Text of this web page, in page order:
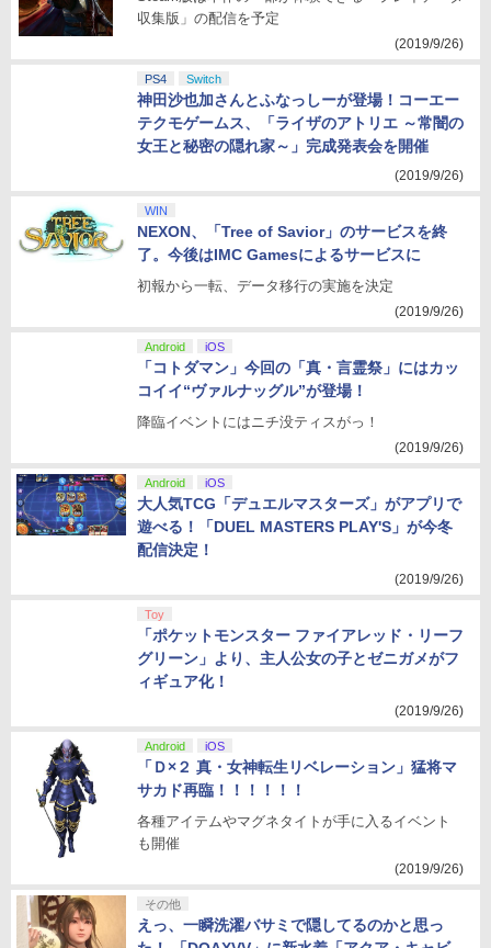
収集版」の配信を予定
(2019/9/26)
PS4 Switch
神田沙也加さんとふなっしーが登場！コーエー
テクモゲームス、「ライザのアトリエ ～常闇の
女王と秘密の隠れ家～」完成発表会を開催
(2019/9/26)
WIN
NEXON、「Tree of Savior」のサービスを終
了。今後はIMC Gamesによるサービスに
初報から一転、データ移行の実施を決定
(2019/9/26)
Android iOS
「コトダマン」今回の「真・言霊祭」にはカッ
コイイ“ヴァルナッグル”が登場！
降臨イベントにはニチ没ティスがっ！
(2019/9/26)
Android iOS
大人気TCG「デュエルマスターズ」がアプリで
遊べる！「DUEL MASTERS PLAY'S」が今冬
配信決定！
(2019/9/26)
Toy
「ポケットモンスター ファイアレッド・リーフ
グリーン」より、主人公女の子とゼニガメがフ
ィギュア化！
(2019/9/26)
Android iOS
「Ｄ×２ 真・女神転生リベレーション」猛将マ
サカド再臨！！！！！！
各種アイテムやマグネタイトが手に入るイベント
も開催
(2019/9/26)
その他
えっ、一瞬洗濯バサミで隠してるのかと思っ